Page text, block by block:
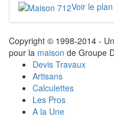
Voir le
Copyright © 1998-2014 -
pour la maison de Groupe
Devis Travaux
Artisans
Calculettes
Les Pros
A la Une